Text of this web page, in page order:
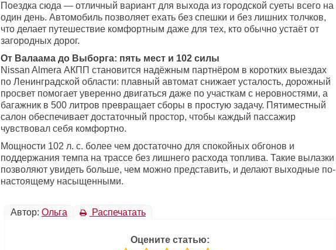
Поездка сюда — отличный вариант для выхода из городской суеты всего на
один день. Автомобиль позволяет ехать без спешки и без лишних толчков,
что делает путешествие комфортным даже для тех, кто обычно устаёт от
загородных дорог.
От Валаама до Выборга: пять мест и 102 силы
Nissan Almera АКПП становится надёжным партнёром в коротких выездах
по Ленинградской области: плавный автомат снижает усталость, дорожный
просвет помогает уверенно двигаться даже по участкам с неровностями, а
багажник в 500 литров превращает сборы в простую задачу. Пятиместный
салон обеспечивает достаточный простор, чтобы каждый пассажир
чувствовал себя комфортно.
Мощности 102 л. с. более чем достаточно для спокойных обгонов и
поддержания темпа на трассе без лишнего расхода топлива. Такие вылазки
позволяют увидеть больше, чем можно представить, и делают выходные по-
настоящему насыщенными.
Автор: Ольга Распечатать
Оцените статью: